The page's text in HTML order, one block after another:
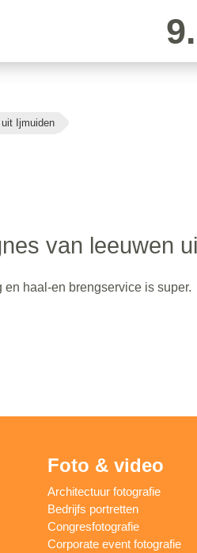
Ijmuiden
van leeuwen
haal-en brengservice is super.
Foto & video
Architectuur fotografie
Bedrijfs portretten
Congresfotografie
Corporate event fotografie